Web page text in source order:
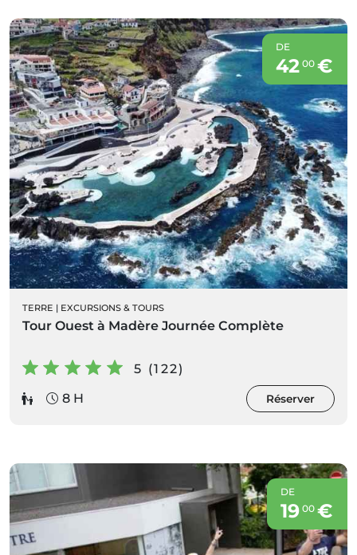
DE
42 00€
TERRE | EXCURSIONS & TOURS
Tour Ouest à Madère Journée Complète
5 (122)
8 H
Réserver
DE
19 00€